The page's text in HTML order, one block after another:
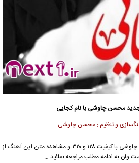
محسن چاوشی با نام کجایی
و تنظیم : محسن چاوشی
با کیفیت ۱۲۸ و ۳۲۰ و مشاهده متن این آهنگ از
وان به ادامه مطلب مراجعه نمائید …